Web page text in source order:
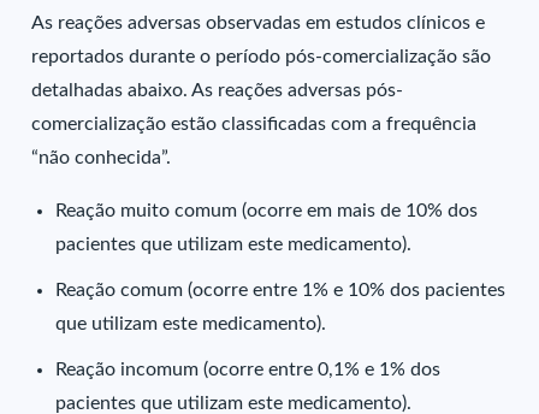
As reações adversas observadas em estudos clínicos e
reportados durante o período pós-comercialização são
detalhadas abaixo. As reações adversas pós-
comercialização estão classificadas com a frequência
“não conhecida”.
Reação muito comum (ocorre em mais de 10% dos
pacientes que utilizam este medicamento).
Reação comum (ocorre entre 1% e 10% dos pacientes
que utilizam este medicamento).
Reação incomum (ocorre entre 0,1% e 1% dos
pacientes que utilizam este medicamento).